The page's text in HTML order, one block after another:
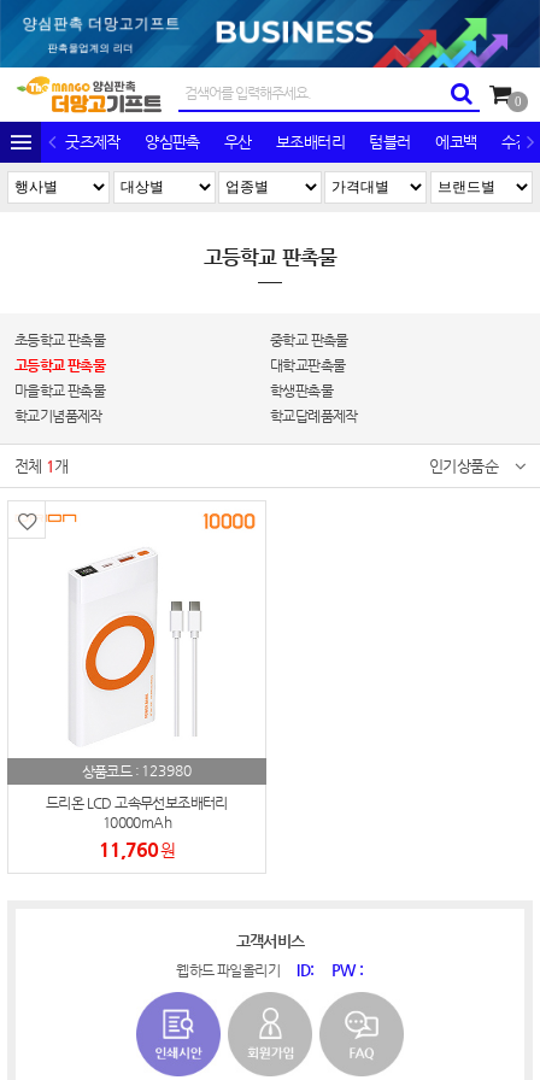
0
굿즈제작 양심판촉 우산 보조배터리 텀블러 에코백 수건/
고등학교 판촉물
초등학교 판촉물
중학교 판촉물
고등학교 판촉물
대학교판촉물
마을학교 판촉물
학생판촉물
학교기념품제작
학교답례품제작
전체 1 개 인기상품순
상품코드 : 123980
드리온 LCD 고속무선보조배터리
10000mAh
11,760원
고객서비스
웹하드 파일올리기 ID: PW :